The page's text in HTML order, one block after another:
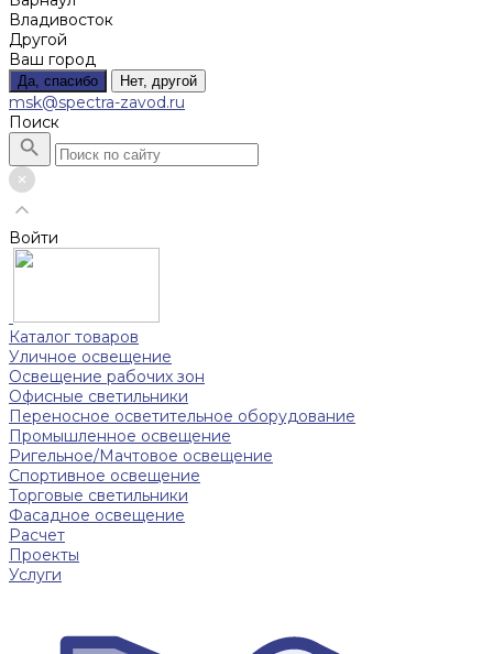
Владивосток
Другой
Ваш город
Да, спасибо Нет, другой
msk@spectra-zavod.ru
Поиск
Войти
Каталог товаров
Уличное освещение
Освещение рабочих зон
Офисные светильники
Переносное осветительное оборудование
Промышленное освещение
Ригельное/Мачтовое освещение
Спортивное освещение
Торговые светильники
Фасадное освещение
Расчет
Проекты
Услуги